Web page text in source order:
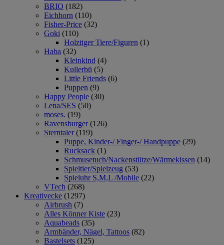
BRIO (182)
Eichhorn (110)
Fisher-Price (32)
Goki (110)
Holztiger Tiere/Figuren (1)
Haba (32)
Kleinkind (4)
Kullerbü (5)
Little Friends (6)
Puppen (9)
Happy People (30)
Lena/SES (50)
moses. (19)
Ravensburger (126)
Sterntaler (119)
Puppe, Kinder-/ Finger-/ Handpuppe (29)
Rucksack (1)
Schmusetuch/Nackenstütze/Wärmekissen (14)
Spieltier/Spielzeug (53)
Spieluhr S,M,L /Mobile (22)
VTech (268)
Kreativecke (1297)
Airbrush (7)
Alles Könner Kiste (23)
Aquabeads (35)
Armbänder, Nägel, Tattoos (82)
Bastelsets (125)